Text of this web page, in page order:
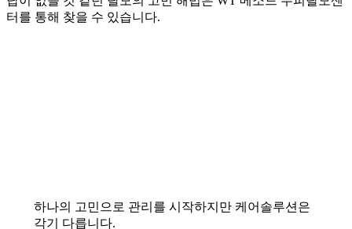
터를 통해 찾을 수 있습니다.
하나의 고민으로 관리를 시작하지만 케어솔루션은
각기 다릅니다.